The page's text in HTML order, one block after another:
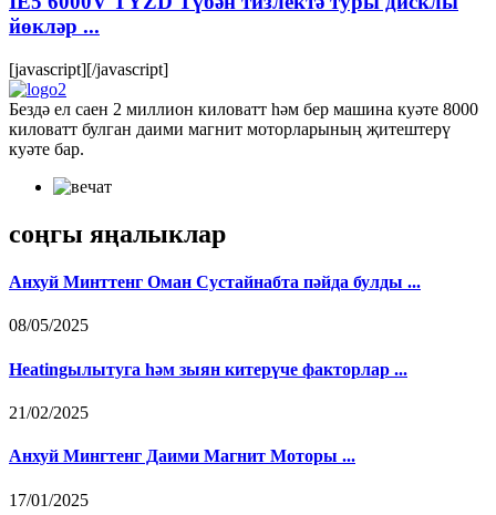
йөкләр ...
[javascript][/javascript]
Бездә ел саен 2 миллион киловатт һәм бер машина куәте 8000
киловатт булган даими магнит моторларының җитештерү
куәте бар.
соңгы яңалыклар
Анхуй Минттенг Оман Сустайнабта пәйда булды ...
08/05/2025
Heatingылытуга һәм зыян китерүче факторлар ...
21/02/2025
Анхуй Мингтенг Даими Магнит Моторы ...
17/01/2025